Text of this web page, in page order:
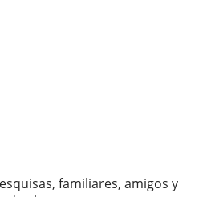
familiares, amigos y